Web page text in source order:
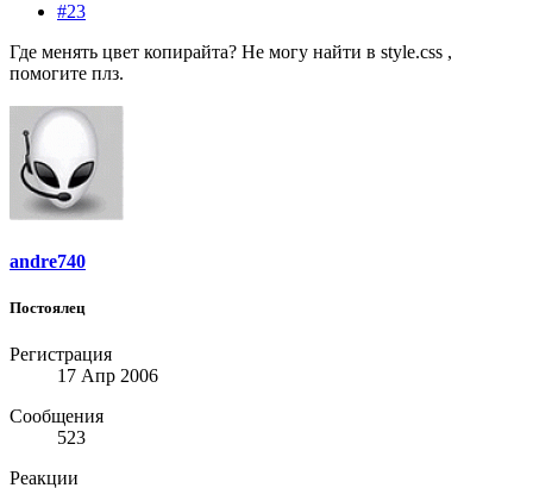
#23
Где менять цвет копирайта? Не могу найти в style.css ,
помогите плз.
andre740
Постоялец
Регистрация
17 Апр 2006
Сообщения
523
Реакции